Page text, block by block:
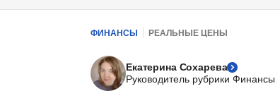
ФИНАНСЫ РЕАЛЬНЫЕ ЦЕНЫ
Екатерина Сохарева
Руководитель рубрики Финансы